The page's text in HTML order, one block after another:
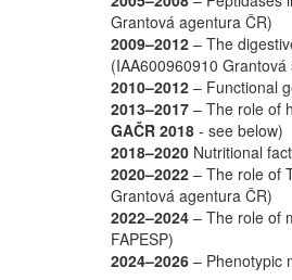
Grantová agentura ČR)
2009–2012 – The
(IAA600960910 Grantová
2010–2012 – Functional
2013–2017 – The role of
GAČR 2018 - see below)
2018–2020 Nutritional
2020–2022 – The role of
Grantová agentura ČR)
2022–2024 – The role of
FAPESP)
2024–2026 – Phenotypic